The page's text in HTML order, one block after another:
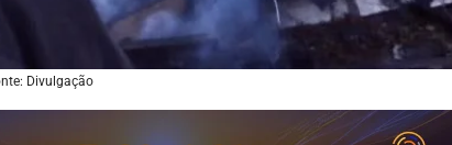
Divulgação